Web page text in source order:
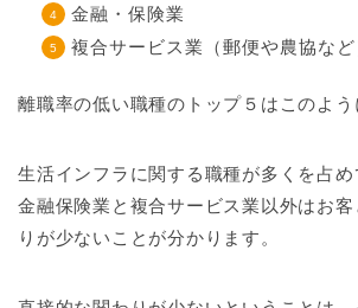
金融・保険業
複合サービス業（郵便や農協など
離職率の低い職種のトップ５はこのよう
生活インフラに関する職種が多くを占め
金融保険業と複合サービス業以外はお
りが少ないことが分かります。